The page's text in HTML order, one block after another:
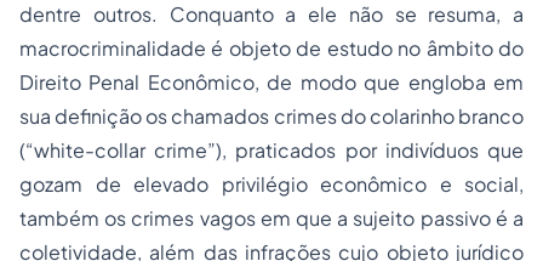
dentre outros. Conquanto a ele não se resuma, a
macrocriminalidade é objeto de estudo no âmbito do
Direito Penal Econômico, de modo que engloba em
sua definição os chamados crimes do colarinho branco
(“white-collar crime”), praticados por indivíduos que
gozam de elevado privilégio econômico e social,
também os crimes vagos em que a sujeito passivo é a
coletividade, além das infrações cujo objeto jurídico